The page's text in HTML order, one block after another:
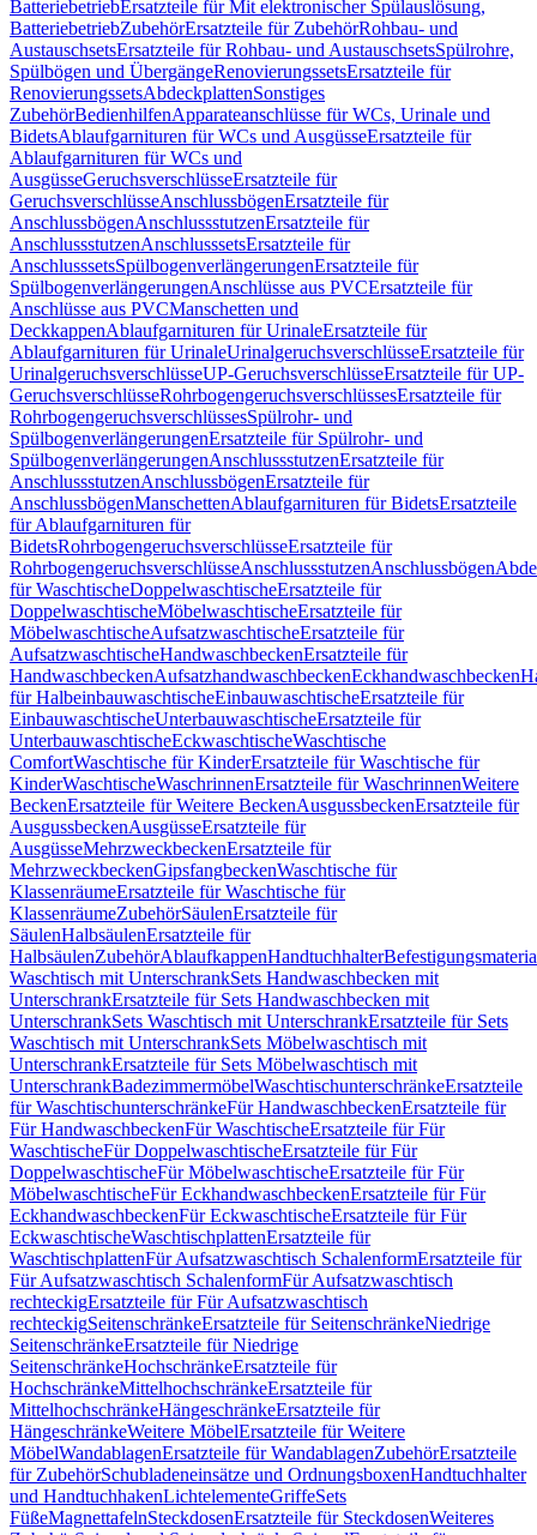
BatteriebetriebErsatzteile für Mit elektronischer Spülauslösung,
BatteriebetriebZubehörErsatzteile für ZubehörRohbau- und
AustauschsetsErsatzteile für Rohbau- und AustauschsetsSpülrohre,
Spülbögen und ÜbergängeRenovierungssetsErsatzteile für
RenovierungssetsAbdeckplattenSonstiges
ZubehörBedienhilfenApparateanschlüsse für WCs, Urinale und
BidetsAblaufgarnituren für WCs und AusgüsseErsatzteile für
Ablaufgarnituren für WCs und
AusgüsseGeruchsverschlüsseErsatzteile für
GeruchsverschlüsseAnschlussbögenErsatzteile für
AnschlussbögenAnschlussstutzenErsatzteile für
AnschlussstutzenAnschlusssetsErsatzteile für
AnschlusssetsSpülbogenverlängerungenErsatzteile für
SpülbogenverlängerungenAnschlüsse aus PVCErsatzteile für
Anschlüsse aus PVCManschetten und
DeckkappenAblaufgarnituren für UrinaleErsatzteile für
Ablaufgarnituren für UrinaleUrinalgeruchsverschlüsseErsatzteile für
UrinalgeruchsverschlüsseUP-GeruchsverschlüsseErsatzteile für UP-
GeruchsverschlüsseRohrbogengeruchsverschlüssesErsatzteile für
RohrbogengeruchsverschlüssesSpülrohr- und
SpülbogenverlängerungenErsatzteile für Spülrohr- und
SpülbogenverlängerungenAnschlussstutzenErsatzteile für
AnschlussstutzenAnschlussbögenErsatzteile für
AnschlussbögenManschettenAblaufgarnituren für BidetsErsatzteile
für Ablaufgarnituren für
BidetsRohrbogengeruchsverschlüsseErsatzteile für
RohrbogengeruchsverschlüsseAnschlussstutzenAnschlussbögen
für WaschtischeDoppelwaschtischeErsatzteile für
DoppelwaschtischeMöbelwaschtischeErsatzteile für
MöbelwaschtischeAufsatzwaschtischeErsatzteile für
AufsatzwaschtischeHandwaschbeckenErsatzteile für
HandwaschbeckenAufsatzhandwaschbeckenEckhandwaschbecken
für HalbeinbauwaschtischeEinbauwaschtischeErsatzteile für
EinbauwaschtischeUnterbauwaschtischeErsatzteile für
UnterbauwaschtischeEckwaschtischeWaschtische
ComfortWaschtische für KinderErsatzteile für Waschtische für
KinderWaschtischeWaschrinnenErsatzteile für WaschrinnenWeitere
BeckenErsatzteile für Weitere BeckenAusgussbeckenErsatzteile für
AusgussbeckenAusgüsseErsatzteile für
AusgüsseMehrzweckbeckenErsatzteile für
MehrzweckbeckenGipsfangbeckenWaschtische für
KlassenräumeErsatzteile für Waschtische für
KlassenräumeZubehörSäulenErsatzteile für
SäulenHalbsäulenErsatzteile für
HalbsäulenZubehörAblaufkappenHandtuchhalter
Waschtisch mit UnterschrankSets Handwaschbecken mit
UnterschrankErsatzteile für Sets Handwaschbecken mit
UnterschrankSets Waschtisch mit UnterschrankErsatzteile für Sets
Waschtisch mit UnterschrankSets Möbelwaschtisch mit
UnterschrankErsatzteile für Sets Möbelwaschtisch mit
UnterschrankBadezimmermöbelWaschtischunterschränkeErsatzteile
für WaschtischunterschränkeFür HandwaschbeckenErsatzteile für
Für HandwaschbeckenFür WaschtischeErsatzteile für Für
WaschtischeFür DoppelwaschtischeErsatzteile für Für
DoppelwaschtischeFür MöbelwaschtischeErsatzteile für Für
MöbelwaschtischeFür EckhandwaschbeckenErsatzteile für Für
EckhandwaschbeckenFür EckwaschtischeErsatzteile für Für
EckwaschtischeWaschtischplattenErsatzteile für
WaschtischplattenFür Aufsatzwaschtisch SchalenformErsatzteile für
Für Aufsatzwaschtisch SchalenformFür Aufsatzwaschtisch
rechteckigErsatzteile für Für Aufsatzwaschtisch
rechteckigSeitenschränkeErsatzteile für SeitenschränkeNiedrige
SeitenschränkeErsatzteile für Niedrige
SeitenschränkeHochschränkeErsatzteile für
HochschränkeMittelhochschränkeErsatzteile für
MittelhochschränkeHängeschränkeErsatzteile für
HängeschränkeWeitere MöbelErsatzteile für Weitere
MöbelWandablagenErsatzteile für WandablagenZubehörErsatzteile
für ZubehörSchubladeneinsätze und OrdnungsboxenHandtuchhalter
und HandtuchhakenLichtelementeGriffeSets
FüßeMagnettafelnSteckdosenErsatzteile für SteckdosenWeiteres